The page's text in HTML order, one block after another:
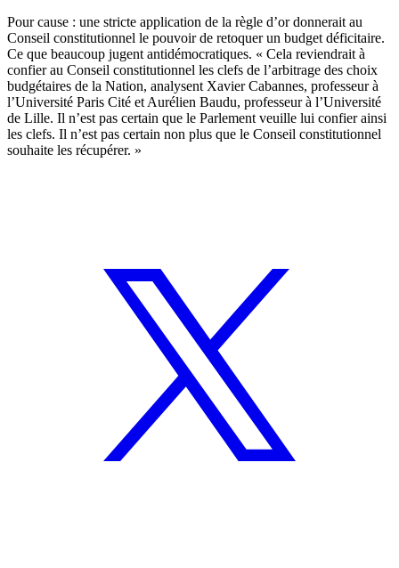
Pour cause : une stricte application de la règle d’or donnerait au
Conseil constitutionnel le pouvoir de retoquer un budget déficitaire.
Ce que beaucoup jugent antidémocratiques. « Cela reviendrait à
confier au Conseil constitutionnel les clefs de l’arbitrage des choix
budgétaires de la Nation, analysent Xavier Cabannes, professeur à
l’Université Paris Cité et Aurélien Baudu, professeur à l’Université
de Lille. Il n’est pas certain que le Parlement veuille lui confier ainsi
les clefs. Il n’est pas certain non plus que le Conseil constitutionnel
souhaite les récupérer. »